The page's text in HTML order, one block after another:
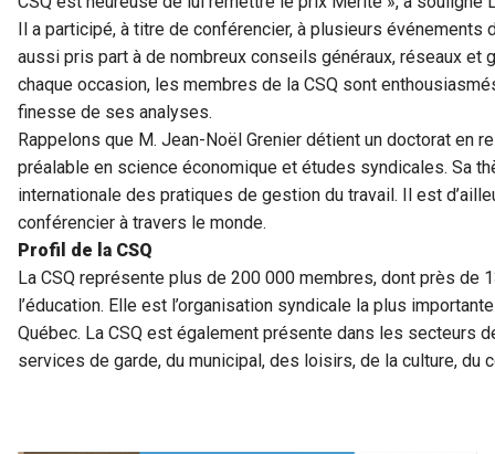
Il a participé, à titre de conférencier, à plusieurs
aussi pris part à de nombreux conseils généraux, réseaux et
chaque occasion, les membres de la CSQ sont
finesse de ses analyses.
Rappelons que M. Jean-Noël Grenier détient un doctorat en
préalable en science économique et études syndicales. Sa
internationale des pratiques de gestion du travail. Il est
conférencier à travers le monde.
Profil de la CSQ
La CSQ représente plus de 200 000 membres, dont près de
l’éducation. Elle est l’organisation syndicale la plus
Québec. La CSQ est également présente dans les secteurs
services de garde, du municipal, des loisirs, de la culture, du